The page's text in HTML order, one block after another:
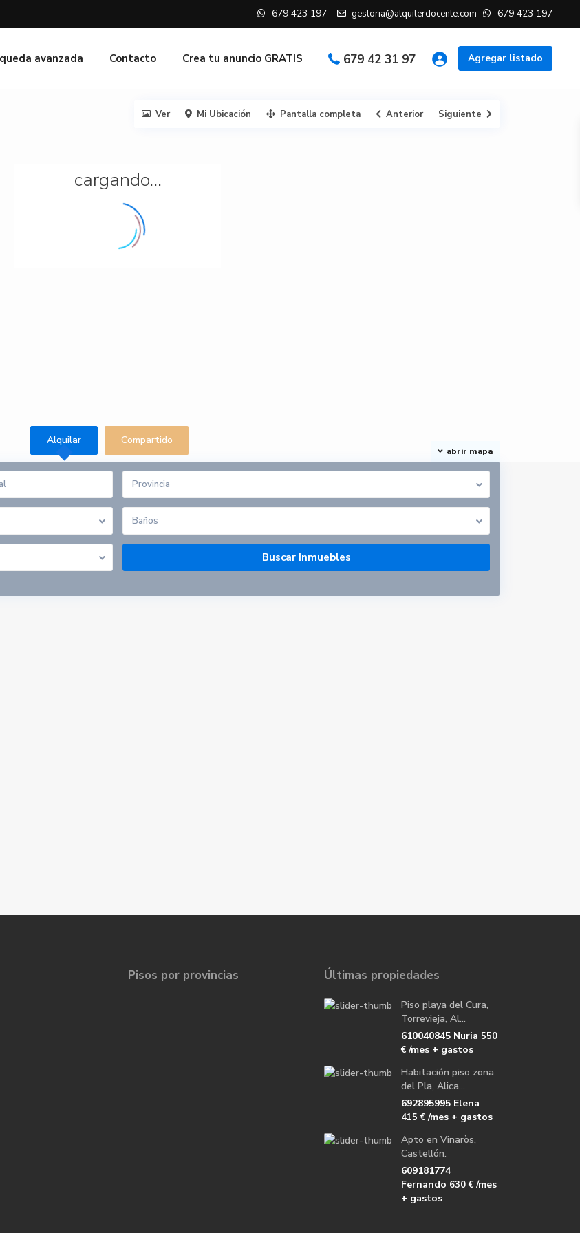
679 423 197 gestoria@alquilerdocente.com 679 423 197
Agregar listado
679 42 31 97
avanzada Contacto Crea tu anuncio GRATIS
cargando...
abrir mapa
Ver Mi Ubicación Pantalla completa Anterior Siguiente
Alquilar Compartido
Provincia
Baños
Pisos por provincias Últimas propiedades
Piso playa del Cura,
Torrevieja, Al...
610040845 Nuria 550
€/mes + gastos
Habitación piso zona
del Pla, Alica...
692895995 Elena
415 €/mes + gastos
Apto en Vinaròs,
Castellón.
609181774
Fernando 630 €/mes
+ gastos